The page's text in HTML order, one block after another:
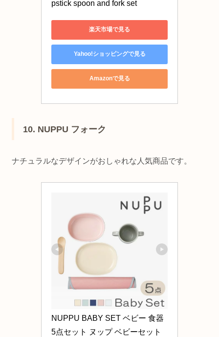
pstick spoon and fork set
楽天市場で見る
Yahoo!ショッピングで見る
Amazonで見る
10. NUPPU フォーク
ナチュラルなデザインがおしゃれな人気商品です。
NUPPU BABY SET ベビー 食器
5点セット ヌップ ベビーセット